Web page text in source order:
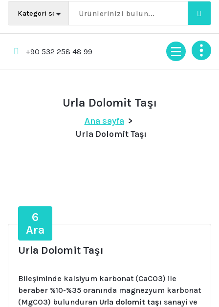
+90 532 258 48 99
Urla Dolomit Taşı
Ana sayfa >
Urla Dolomit Taşı
6
Ara
Urla Dolomit Taşı
Bileşiminde kalsiyum karbonat (CaCO3) ile
beraber %10-%35 oranında magnezyum karbonat
(MgCO3) bulunduran Urla dolomit taşı sanayi ve